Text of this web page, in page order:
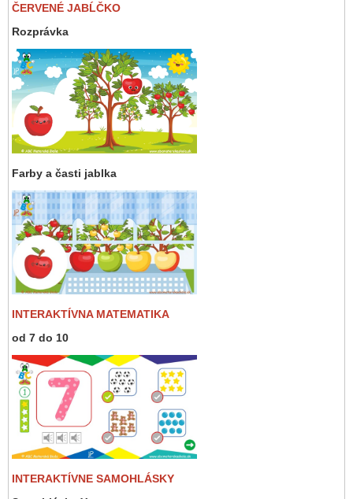
ČERVENÉ JABĹČKO
Rozprávka
Farby a časti jablka
INTERAKTÍVNA MATEMATIKA
od 7 do 10
INTERAKTÍVNE SAMOHLÁSKY